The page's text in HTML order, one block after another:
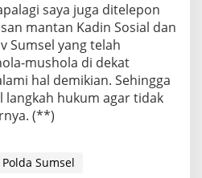
saya juga ditelepon
mantan Kadin Sosial dan
Sumsel yang telah
mushola di dekat
hal demikian. Sehingga
langkah hukum agar tidak
(**)
Polda Sumsel